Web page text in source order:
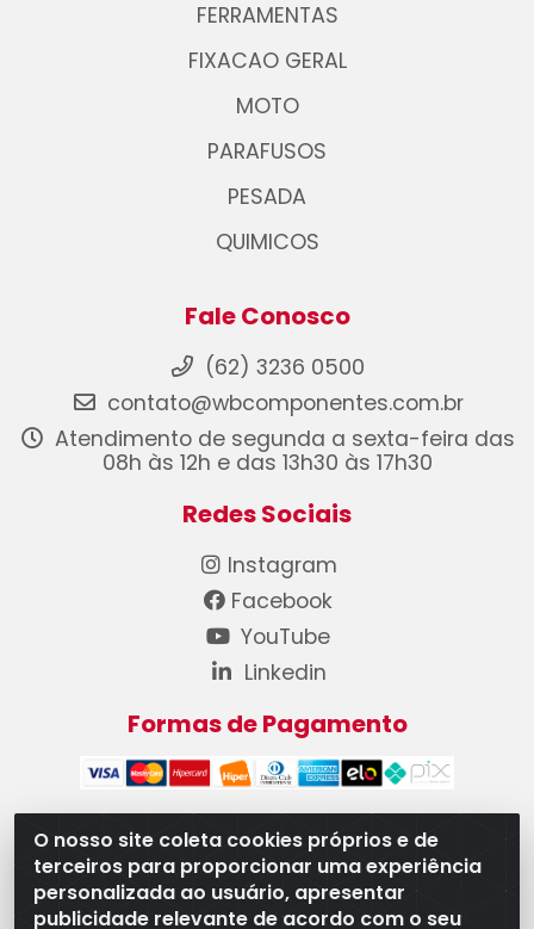
O nosso site coleta cookies próprios e de
terceiros para proporcionar uma experiência
personalizada ao usuário, apresentar
publicidade relevante de acordo com o seu
FERRAMENTAS
FIXACAO GERAL
MOTO
PARAFUSOS
PESADA
QUIMICOS
Fale Conosco
(62) 3236 0500
contato@wbcomponentes.com.br
Atendimento de segunda a sexta-feira das
08h às 12h e das 13h30 às 17h30
Redes Sociais
Instagram
Facebook
YouTube
Linkedin
Formas de Pagamento
WB Componentes Automotivos LTDA - CNPJ
08.528.393/0001-12 - Rua do Níquel, 667 - Parque
Oeste Industrial, Goiânia/GO - CEP 74375-660